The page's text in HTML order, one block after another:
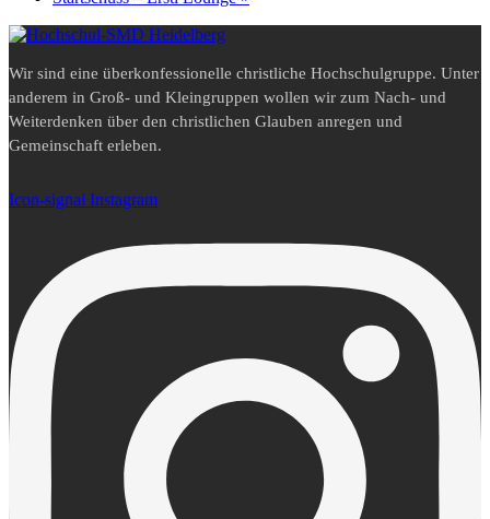
Wir sind eine überkonfessionelle christliche Hochschulgruppe. Unter
anderem in Groß- und Kleingruppen wollen wir zum Nach- und
Weiterdenken über den christlichen Glauben anregen und
Gemeinschaft erleben.
Icon-signal Instagram